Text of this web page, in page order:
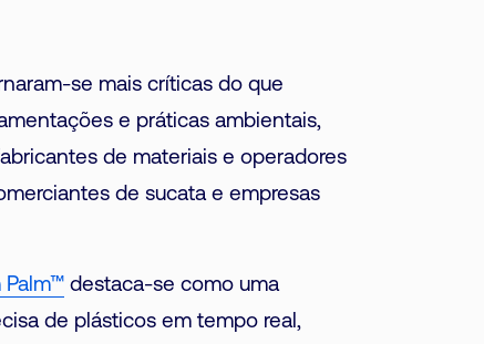
se mais críticas do que
e práticas ambientais,
de materiais e operadores
de sucata e empresas
Palm™ destaca-se como uma
de plásticos em tempo real,